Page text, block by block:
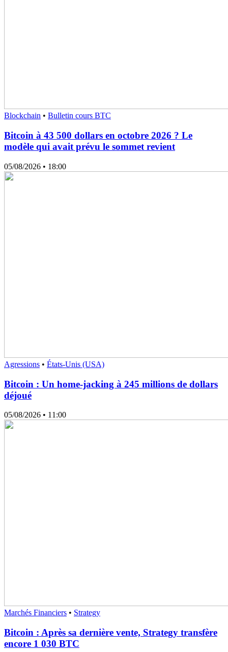
Blockchain • Bulletin cours BTC
Bitcoin à 43 500 dollars en octobre 2026 ? Le
modèle qui avait prévu le sommet revient
05/08/2026 • 18:00
Agressions • États-Unis (USA)
Bitcoin : Un home-jacking à 245 millions de dollars
déjoué
05/08/2026 • 11:00
Marchés Financiers • Strategy
Bitcoin : Après sa dernière vente, Strategy transfère
encore 1 030 BTC